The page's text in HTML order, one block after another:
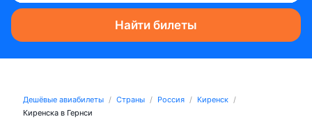
Найти билеты
Дешёвые авиабилеты Страны Россия
Киренск
Киренска в Гернси